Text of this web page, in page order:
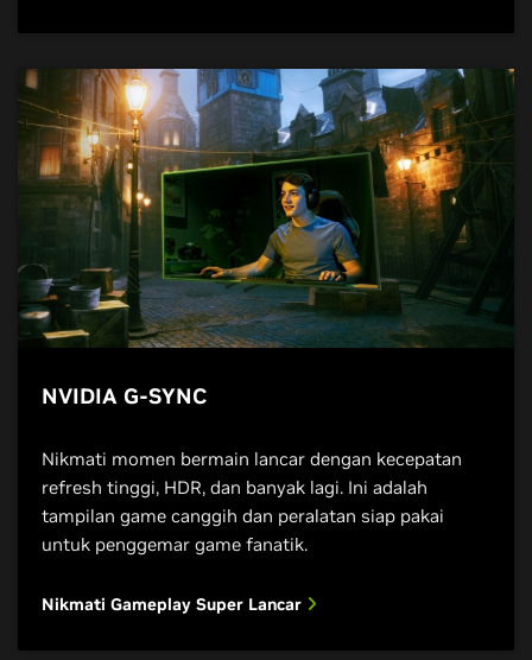
NVIDIA G-SYNC
Nikmati momen bermain lancar dengan kecepatan
refresh tinggi, HDR, dan banyak lagi. Ini adalah
tampilan game canggih dan peralatan siap pakai
untuk penggemar game fanatik.
Nikmati Gameplay Super Lancar